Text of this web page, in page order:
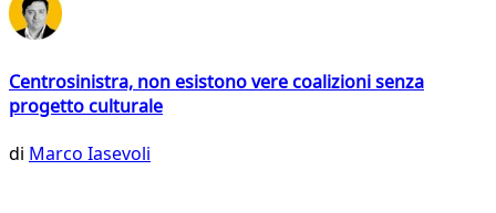
Centrosinistra, non esistono vere coalizioni senza
progetto culturale
di Marco Iasevoli